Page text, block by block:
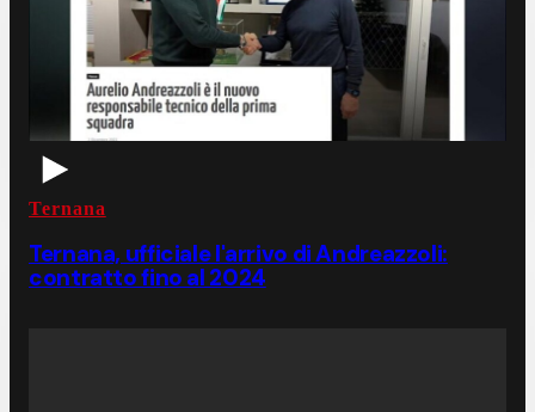
Ternana
Ternana, ufficiale l'arrivo di Andreazzoli:
contratto fino al 2024